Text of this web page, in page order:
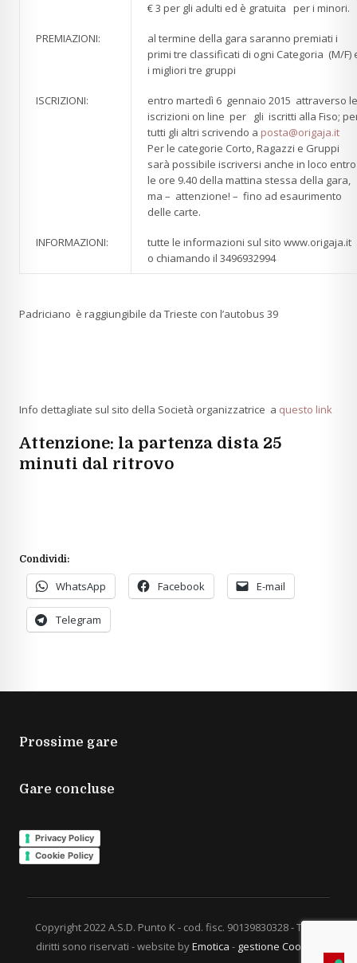
€ 3 per gli adulti ed è gratuita per i minori.
PREMIAZIONI:
al termine della gara saranno premiati i
primi tre classificati di ogni Categoria (M/F)
i migliori tre gruppi
ISCRIZIONI:
entro martedì 6 gennaio 2015 attraverso le
iscrizioni on line per gli iscritti alla Fiso;
tutti gli altri scrivendo a posta@origaja.it
Per le categorie Corto, Ragazzi e Gruppi
sarà possibile iscriversi anche in loco entro
le ore 9.40 della mattina stessa della gara,
ma – attenzione! – fino ad esaurimento
delle carte.
INFORMAZIONI:
tutte le informazioni sul sito www.origaja.it
o chiamando il 3496932994
Padriciano è raggiungibile da Trieste con l’autobus 39
Info dettagliate sul sito della Società organizzatrice a questo link
Attenzione: la partenza dista 25
minuti dal ritrovo
Condividi:
WhatsApp Facebook E-mail
Telegram
Prossime gare
Gare concluse
Privacy Policy
Cookie Policy
Copyright 2022 A.S.D. Punto K - cod. fisc. 90139830328 - Tutti i
diritti sono riservati - website byEmotica - gestione Cookies